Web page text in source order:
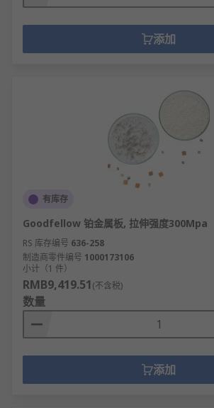
添加
有库存
Goodfellow 铂金属板, 拉伸强度300Mpa
RS 库存编号 636-258
制造商零件编号 1000173106
小计（1 件）
RMB9,419.51(不含税)
数量
添加